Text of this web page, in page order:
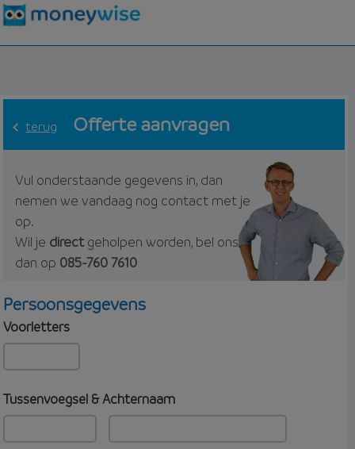
terug Offerte aanvragen
Vul onderstaande gegevens in, dan
nemen we vandaag nog contact met je
op.
Wil je directgeholpen worden, bel ons
dan op 085-760 7610
Persoonsgegevens
Voorletters
Tussenvoegsel & Achternaam